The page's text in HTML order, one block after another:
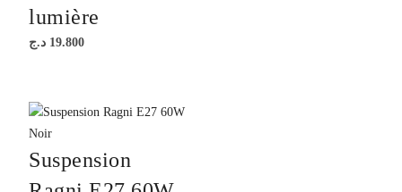
lumière
19.800 د.ج
Suspension